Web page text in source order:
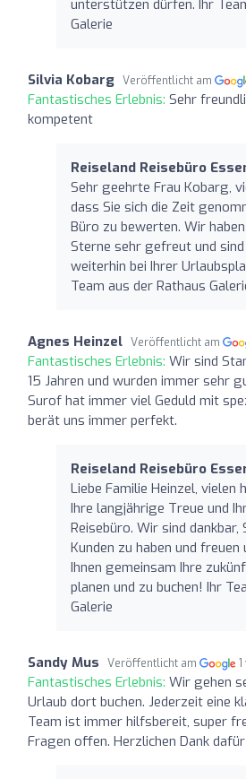
unterstützen dürfen. Ihr
Galerie
Silvia Kobarg Veröffentlicht am
Fantastisches Erlebnis: Sehr
kompetent
Reiseland Reisebüro
Sehr geehrte Frau Kobarg,
dass Sie sich die Zeit
Büro zu bewerten. Wir
Sterne sehr gefreut und
weiterhin bei Ihrer
Team aus der Rathaus
Agnes Heinzel Veröffentlicht am
Fantastisches Erlebnis: Wir sind
15 Jahren und wurden immer sehr
Surof hat immer viel Geduld mit
berät uns immer perfekt.
Reiseland Reisebüro
Liebe Familie Heinzel, vielen
Ihre langjährige Treue und
Reisebüro. Wir sind dankbar,
Kunden zu haben und
Ihnen gemeinsam Ihre
planen und zu buchen! Ihr
Galerie
Sandy Mus Veröffentlicht am
Fantastisches Erlebnis: Wir gehen
Urlaub dort buchen. Jederzeit eine
Team ist immer hilfsbereit, super
Fragen offen. Herzlichen Dank